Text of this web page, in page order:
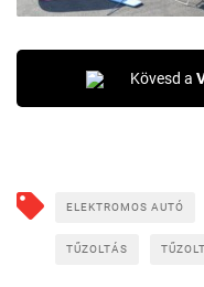
Kövesd a
ELEKTROMOS AUTÓ
TŰZOLTÁS